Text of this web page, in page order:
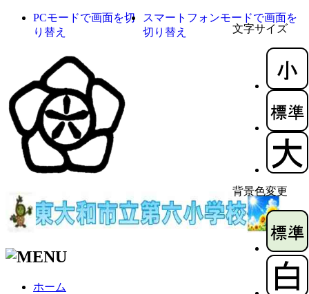
文字サイズ
背景色変更
PCモードで画面を切
り替え
スマートフォンモードで画面を
切り替え
ホーム